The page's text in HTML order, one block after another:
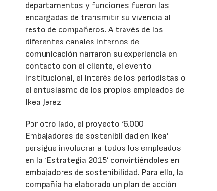
departamentos y funciones fueron las
encargadas de transmitir su vivencia al
resto de compañeros. A través de los
diferentes canales internos de
comunicación narraron su experiencia en
contacto con el cliente, el evento
institucional, el interés de los periodistas o
el entusiasmo de los propios empleados de
Ikea Jerez.
Por otro lado, el proyecto ‘6.000
Embajadores de sostenibilidad en Ikea’
persigue involucrar a todos los empleados
en la ‘Estrategia 2015’ convirtiéndoles en
embajadores de sostenibilidad. Para ello, la
compañía ha elaborado un plan de acción